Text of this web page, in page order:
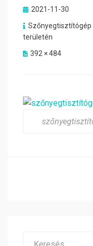
Posted
2021-11-30
Szőnyegtisztítógép
területén
392 × 484